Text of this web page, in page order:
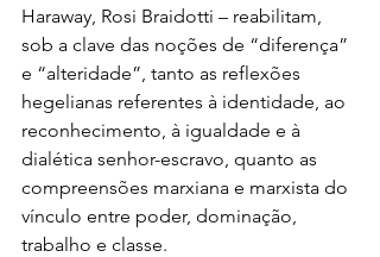
Haraway, Rosi Braidotti – reabilitam,
sob a clave das noções de “diferença”
e “alteridade”, tanto as reflexões
hegelianas referentes à identidade, ao
reconhecimento, à igualdade e à
dialética senhor-escravo, quanto as
compreensões marxiana e marxista do
vínculo entre poder, dominação,
trabalho e classe.